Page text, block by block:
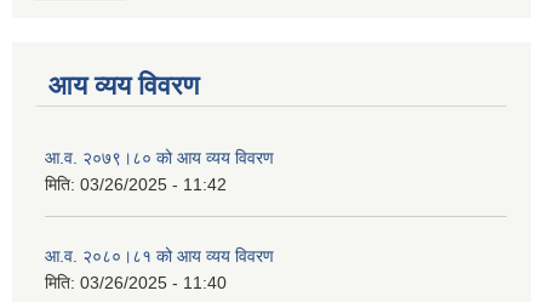
आय व्यय विवरण
आ.व. २०७९।८० को आय व्यय विवरण
मिति: 03/26/2025 - 11:42
आ.व. २०८०।८१ को आय व्यय विवरण
मिति: 03/26/2025 - 11:40